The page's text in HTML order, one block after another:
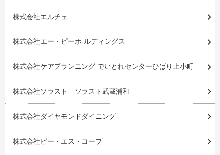
株式会社エルチェ
株式会社エー・ピーホ-ルディングス
株式会社ケアプランニング でいとれセンターひばり上小町
株式会社ソラスト ソラスト武蔵浦和
株式会社ダイヤモンドダイニング
株式会社ピー・エス・コープ